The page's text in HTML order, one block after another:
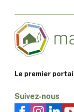
Le premier
Suivez-nous